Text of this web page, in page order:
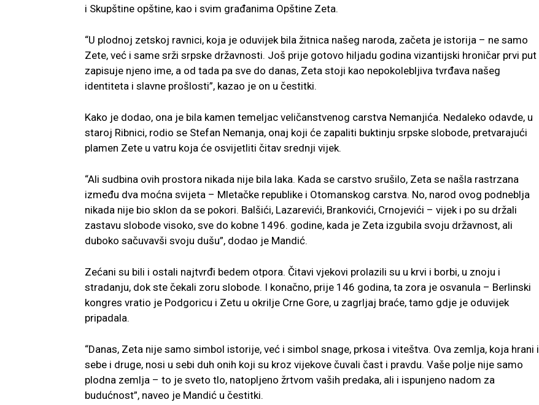
i Skupštine opštine, kao i svim građanima Opštine Zeta.
“U plodnoj zetskoj ravnici, koja je oduvijek bila žitnica našeg naroda, začeta je istorija – ne samo
Zete, već i same srži srpske državnosti. Još prije gotovo hiljadu godina vizantijski hroničar prvi put
zapisuje njeno ime, a od tada pa sve do danas, Zeta stoji kao nepokolebljiva tvrđava našeg
identiteta i slavne prošlosti”, kazao je on u čestitki.
Kako je dodao, ona je bila kamen temeljac veličanstvenog carstva Nemanjića. Nedaleko odavde, u
staroj Ribnici, rodio se Stefan Nemanja, onaj koji će zapaliti buktinju srpske slobode, pretvarajući
plamen Zete u vatru koja će osvijetliti čitav srednji vijek.
“Ali sudbina ovih prostora nikada nije bila laka. Kada se carstvo srušilo, Zeta se našla rastrzana
između dva moćna svijeta – Mletačke republike i Otomanskog carstva. No, narod ovog podneblja
nikada nije bio sklon da se pokori. Balšići, Lazarevići, Brankovići, Crnojevići – vijek i po su držali
zastavu slobode visoko, sve do kobne 1496. godine, kada je Zeta izgubila svoju državnost, ali
duboko sačuvavši svoju dušu”, dodao je Mandić.
Zećani su bili i ostali najtvrđi bedem otpora. Čitavi vjekovi prolazili su u krvi i borbi, u znoju i
stradanju, dok ste čekali zoru slobode. I konačno, prije 146 godina, ta zora je osvanula – Berlinski
kongres vratio je Podgoricu i Zetu u okrilje Crne Gore, u zagrljaj braće, tamo gdje je oduvijek
pripadala.
“Danas, Zeta nije samo simbol istorije, već i simbol snage, prkosa i viteštva. Ova zemlja, koja hrani i
sebe i druge, nosi u sebi duh onih koji su kroz vijekove čuvali čast i pravdu. Vaše polje nije samo
plodna zemlja – to je sveto tlo, natopljeno žrtvom vaših predaka, ali i ispunjeno nadom za
budućnost”, naveo je Mandić u čestitki.